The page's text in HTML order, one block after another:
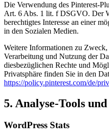
Die Verwendung des Pinterest-
Art. 6 Abs. 1 lit. f DSGVO. Der
berechtigtes Interesse an einer
in den Sozialen Medien.
Weitere Informationen zu
Verarbeitung und Nutzung der
diesbezüglichen Rechte und
Privatsphäre finden Sie in den
https://policy.pinterest.com/de/
5. Analyse-Tools
WordPress Stats